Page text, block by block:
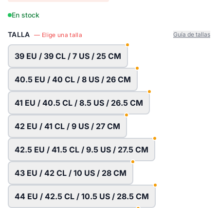
En stock
TALLA — Elige una talla Guía de tallas
39 EU / 39 CL / 7 US / 25 CM
40.5 EU / 40 CL / 8 US / 26 CM
41 EU / 40.5 CL / 8.5 US / 26.5 CM
42 EU / 41 CL / 9 US / 27 CM
42.5 EU / 41.5 CL / 9.5 US / 27.5 CM
43 EU / 42 CL / 10 US / 28 CM
44 EU / 42.5 CL / 10.5 US / 28.5 CM